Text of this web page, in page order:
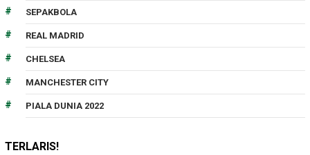
SEPAKBOLA
REAL MADRID
CHELSEA
MANCHESTER CITY
PIALA DUNIA 2022
TERLARIS!